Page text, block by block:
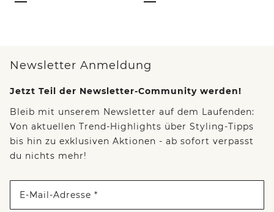
Newsletter Anmeldung
Jetzt Teil der Newsletter-Community werden!
Bleib mit unserem Newsletter auf dem Laufenden:
Von aktuellen Trend-Highlights über Styling-Tipps
bis hin zu exklusiven Aktionen - ab sofort verpasst
du nichts mehr!
E-Mail-Adresse *